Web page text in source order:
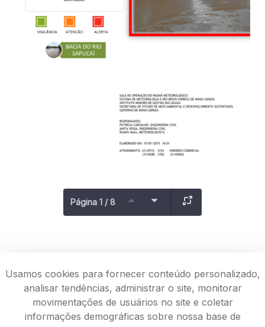
Página 1 / 8
Usamos cookies para fornecer conteúdo personalizado,
analisar tendências, administrar o site, monitorar
movimentações de usuários no site e coletar
informações demográficas sobre nossa base de